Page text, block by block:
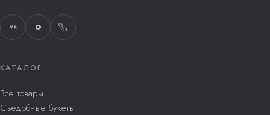
VK
КАТАЛОГ
Все товары
Съедобные букеты